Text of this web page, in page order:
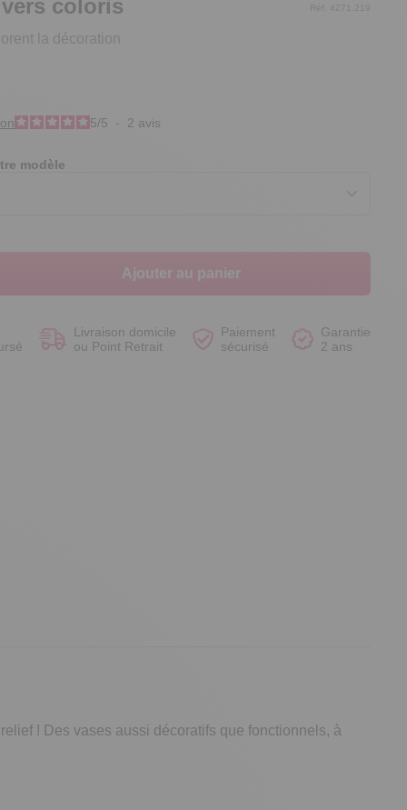
coloris
la décoration
Réf. 4271.219
5/5 - 2 avis
modèle
Ajouter au panier
Livraison domicile
ou Point Retrait
Paiement
sécurisé
Garantie
2 ans
! Des vases aussi décoratifs que fonctionnels, à